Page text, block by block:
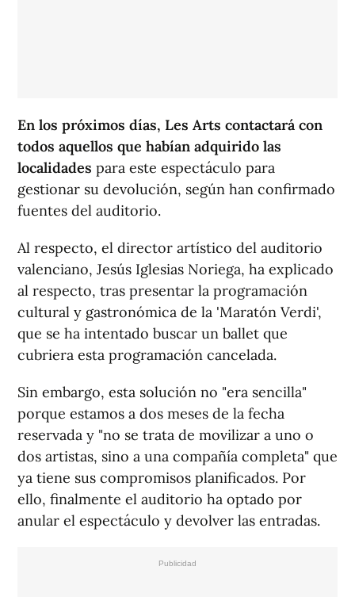
En los próximos días, Les Arts contactará con
todos aquellos que habían adquirido las
localidades para este espectáculo para
gestionar su devolución, según han confirmado
fuentes del auditorio.
Al respecto, el director artístico del auditorio
valenciano, Jesús Iglesias Noriega, ha explicado
al respecto, tras presentar la programación
cultural y gastronómica de la 'Maratón Verdi',
que se ha intentado buscar un ballet que
cubriera esta programación cancelada.
Sin embargo, esta solución no "era sencilla"
porque estamos a dos meses de la fecha
reservada y "no se trata de movilizar a uno o
dos artistas, sino a una compañía completa" que
ya tiene sus compromisos planificados. Por
ello, finalmente el auditorio ha optado por
anular el espectáculo y devolver las entradas.